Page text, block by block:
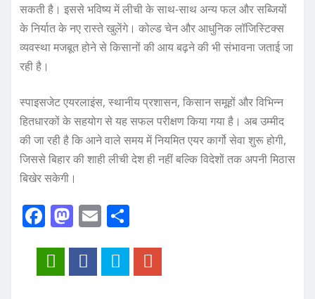
सकती है। इससे भविष्य में लीची के साथ-साथ अन्य फल और सब्जियों
के निर्यात के नए रास्ते खुलेंगे। कोल्ड चेन और आधुनिक लॉजिस्टिक्स
व्यवस्था मजबूत होने से किसानों की आय बढ़ने की भी संभावना जताई जा
रही है।
स्पाइसजेट एयरलाइंस, स्थानीय प्रशासन, किसान समूहों और विभिन्न
हितधारकों के सहयोग से यह सफल परीक्षण किया गया है। अब उम्मीद
की जा रही है कि आने वाले समय में नियमित एयर कार्गो सेवा शुरू होगी,
जिससे बिहार की शाही लीची देश ही नहीं बल्कि विदेशों तक अपनी मिठास
बिखेर सकेगी।
F
a
c
e
M
a
st
o
E
m
ai
l re